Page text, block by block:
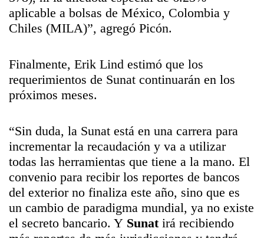
aplicable a bolsas de México, Colombia y
Chiles (MILA)”, agregó Picón.
Finalmente, Erik Lind estimó que los
requerimientos de Sunat continuarán en los
próximos meses.
“Sin duda, la Sunat está en una carrera para
incrementar la recaudación y va a utilizar
todas las herramientas que tiene a la mano. El
convenio para recibir los reportes de bancos
del exterior no finaliza este año, sino que es
un cambio de paradigma mundial, ya no existe
el secreto bancario. Y Sunat irá recibiendo